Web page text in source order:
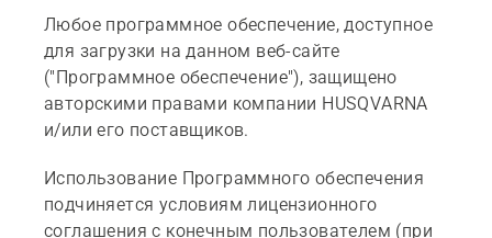
Любое программное обеспечение, доступное
для загрузки на данном веб-сайте
("Программное обеспечение"), защищено
авторскими правами компании HUSQVARNA
и/или его поставщиков.
Использование Программного обеспечения
подчиняется условиям лицензионного
соглашения с конечным пользователем (при